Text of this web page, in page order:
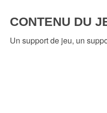
CONTENU DU
Un support de jeu, un